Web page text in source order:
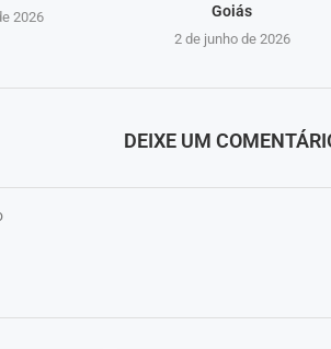
2026
Goiás
2 de junho de 2026
DEIXE UM